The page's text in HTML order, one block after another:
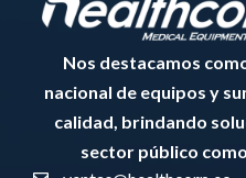
Nos destacamos
nacional de equipos y
calidad, brindando
sector público